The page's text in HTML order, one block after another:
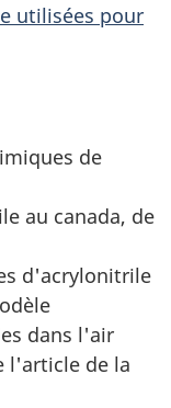
utilisées pour
de
au canada, de
d'acrylonitrile
dans l'air
l'article de la